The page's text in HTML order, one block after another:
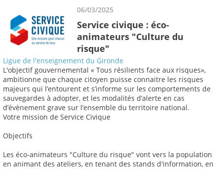
06/03/2025
Service civique : éco-
animateurs "Culture du
risque"
Ligue de l'enseignement du Gironde
L'objectif gouvernemental « Tous résilients face aux risques»,
ambitionne que chaque citoyen puisse connaitre les risques
majeurs qui l’entourent et s’informe sur les comportements de
sauvegardes à adopter, et les modalités d’alerte en cas
d’évènement grave sur l’ensemble du territoire national.
Votre mission de Service Civique
Objectifs
Les éco-animateurs "Culture du risque" vont vers la population
en animant des ateliers, en tenant des stands d'information, en